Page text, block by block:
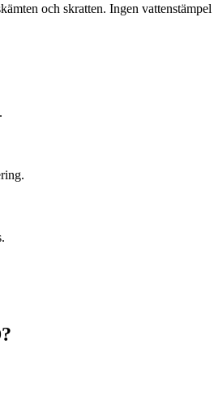
och skratten. Ingen vattenstämpel